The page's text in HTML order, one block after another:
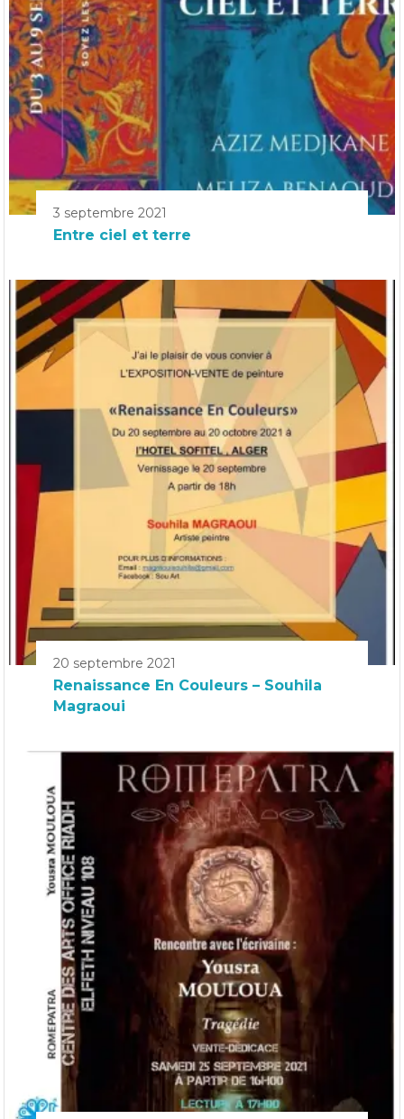
3 septembre 2021
Entre ciel et terre
20 septembre 2021
Renaissance En Couleurs – Souhila
Magraoui